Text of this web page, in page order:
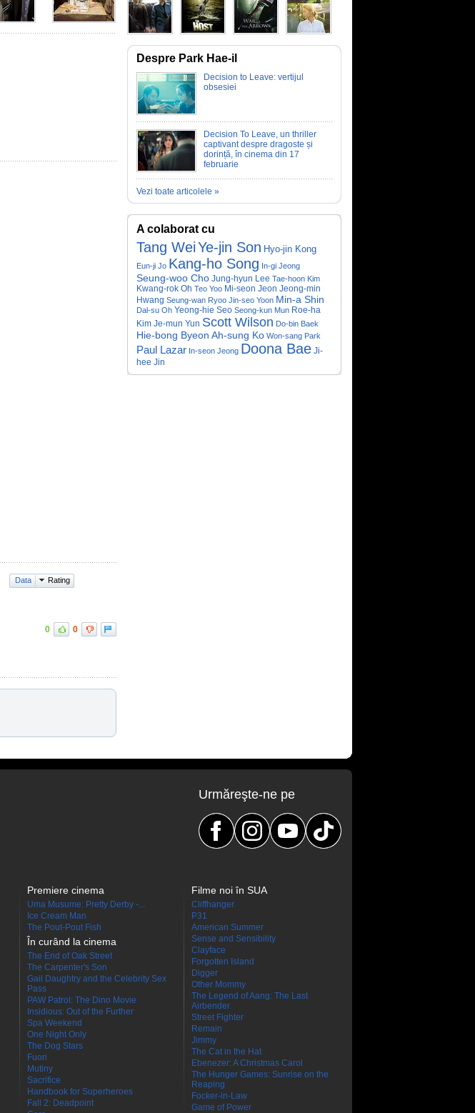
Data Rating
0 0
Despre Park Hae-il
Decision to Leave: vertijul
obsesiei
Decision To Leave, un thriller
captivant despre dragoste și
dorință, în cinema din 17
februarie
Vezi toate articolele »
A colaborat cu
Tang WeiYe-jin Son Hyo-jin Kong
Eun-ji Jo Kang-ho Song In-gi Jeong
Seung-woo Cho Jung-hyun Lee Tae-hoon Kim
Kwang-rok Oh Teo Yoo Mi-seon Jeon Jeong-min
Hwang Seung-wan Ryoo Jin-seo Yoon Min-a Shin
Dal-su Oh Yeong-hie Seo Seong-kun Mun Roe-ha
Kim Je-mun Yun Scott Wilson Do-bin Baek
Hie-bong Byeon Ah-sung Ko Won-sang Park
Paul Lazar In-seon Jeong Doona Bae Ji-
hee Jin
Urmăreşte-ne pe
Premiere cinema
Uma Musume: Pretty Derby -...
Ice Cream Man
The Pout-Pout Fish
În curând la cinema
The End of Oak Street
The Carpenter's Son
Gail Daughtry and the Celebrity Sex
Pass
PAW Patrol: The Dino Movie
Insidious: Out of the Further
Spa Weekend
One Night Only
The Dog Stars
Fuori
Mutiny
Sacrifice
Handbook for Superheroes
Fall 2: Deadpoint
Filme noi în SUA
Cliffhanger
P31
American Summer
Sense and Sensibility
Clayface
Forgotten Island
Digger
Other Mommy
The Legend of Aang: The Last
Airbender
Street Fighter
Remain
Jimmy
The Cat in the Hat
Ebenezer: A Christmas Carol
The Hunger Games: Sunrise on the
Reaping
Focker-in-Law
Game of Power